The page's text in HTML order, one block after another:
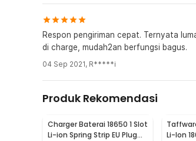
Respon pengiriman cepat. Ternyata
di charge, mudah2an berfungsi bagus.
04 Sep 2021, R*****i
Produk Rekomendasi
Charger Baterai 18650 1 Slot
Li-ion Spring Strip EU Plug
Li-Ion